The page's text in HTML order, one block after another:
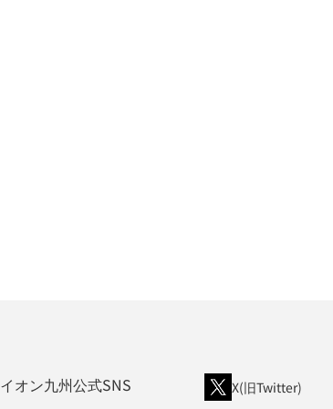
イオン九州公式SNS X(旧Twitter)